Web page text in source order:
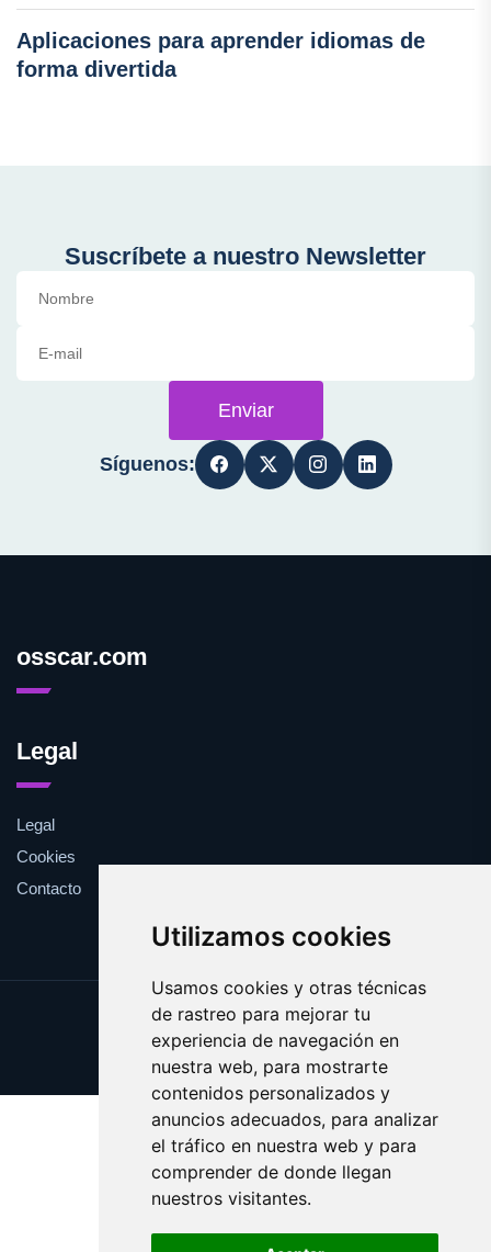
Utilizamos cookies
Usamos cookies y otras técnicas
de rastreo para mejorar tu
experiencia de navegación en
nuestra web, para mostrarte
contenidos personalizados y
anuncios adecuados, para analizar
el tráfico en nuestra web y para
comprender de donde llegan
nuestros visitantes.
Aplicaciones para aprender idiomas de
forma divertida
Suscríbete a nuestro Newsletter
Enviar
Síguenos:
osscar.com
Legal
Legal
Cookies
Contacto
Update cookies preferences
Copyright © 2025 osscar.com